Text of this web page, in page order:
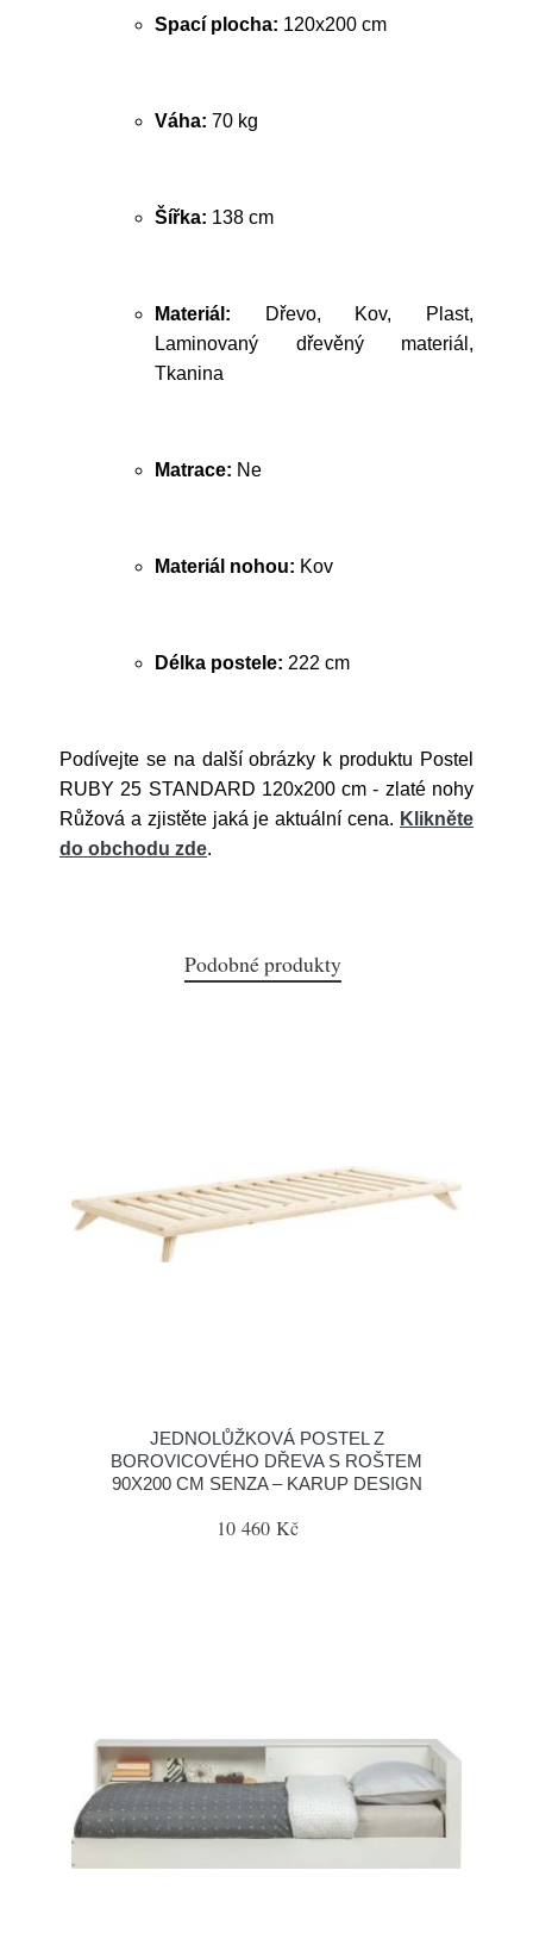
Spací plocha: 120x200 cm
Váha: 70 kg
Šířka: 138 cm
Materiál: Dřevo, Kov, Plast,
Laminovaný dřevěný materiál,
Tkanina
Matrace: Ne
Materiál nohou: Kov
Délka postele: 222 cm
Podívejte se na další obrázky k produktu Postel
RUBY 25 STANDARD 120x200 cm - zlaté nohy
Růžová a zjistěte jaká je aktuální cena. Klikněte
do obchodu zde.
Podobné produkty
JEDNOLŮŽKOVÁ POSTEL Z
BOROVICOVÉHO DŘEVA S ROŠTEM
90X200 CM SENZA – KARUP DESIGN
10 460 Kč